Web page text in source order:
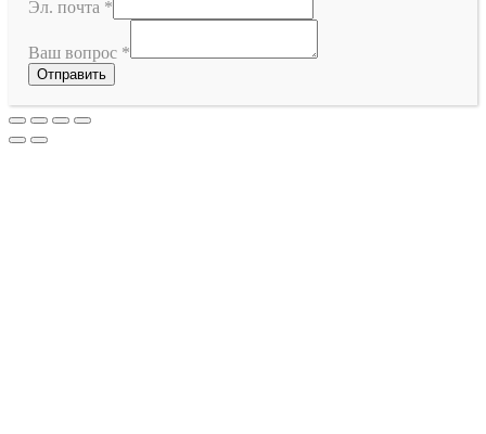
Эл. почта *
Ваш вопрос *
Отправить